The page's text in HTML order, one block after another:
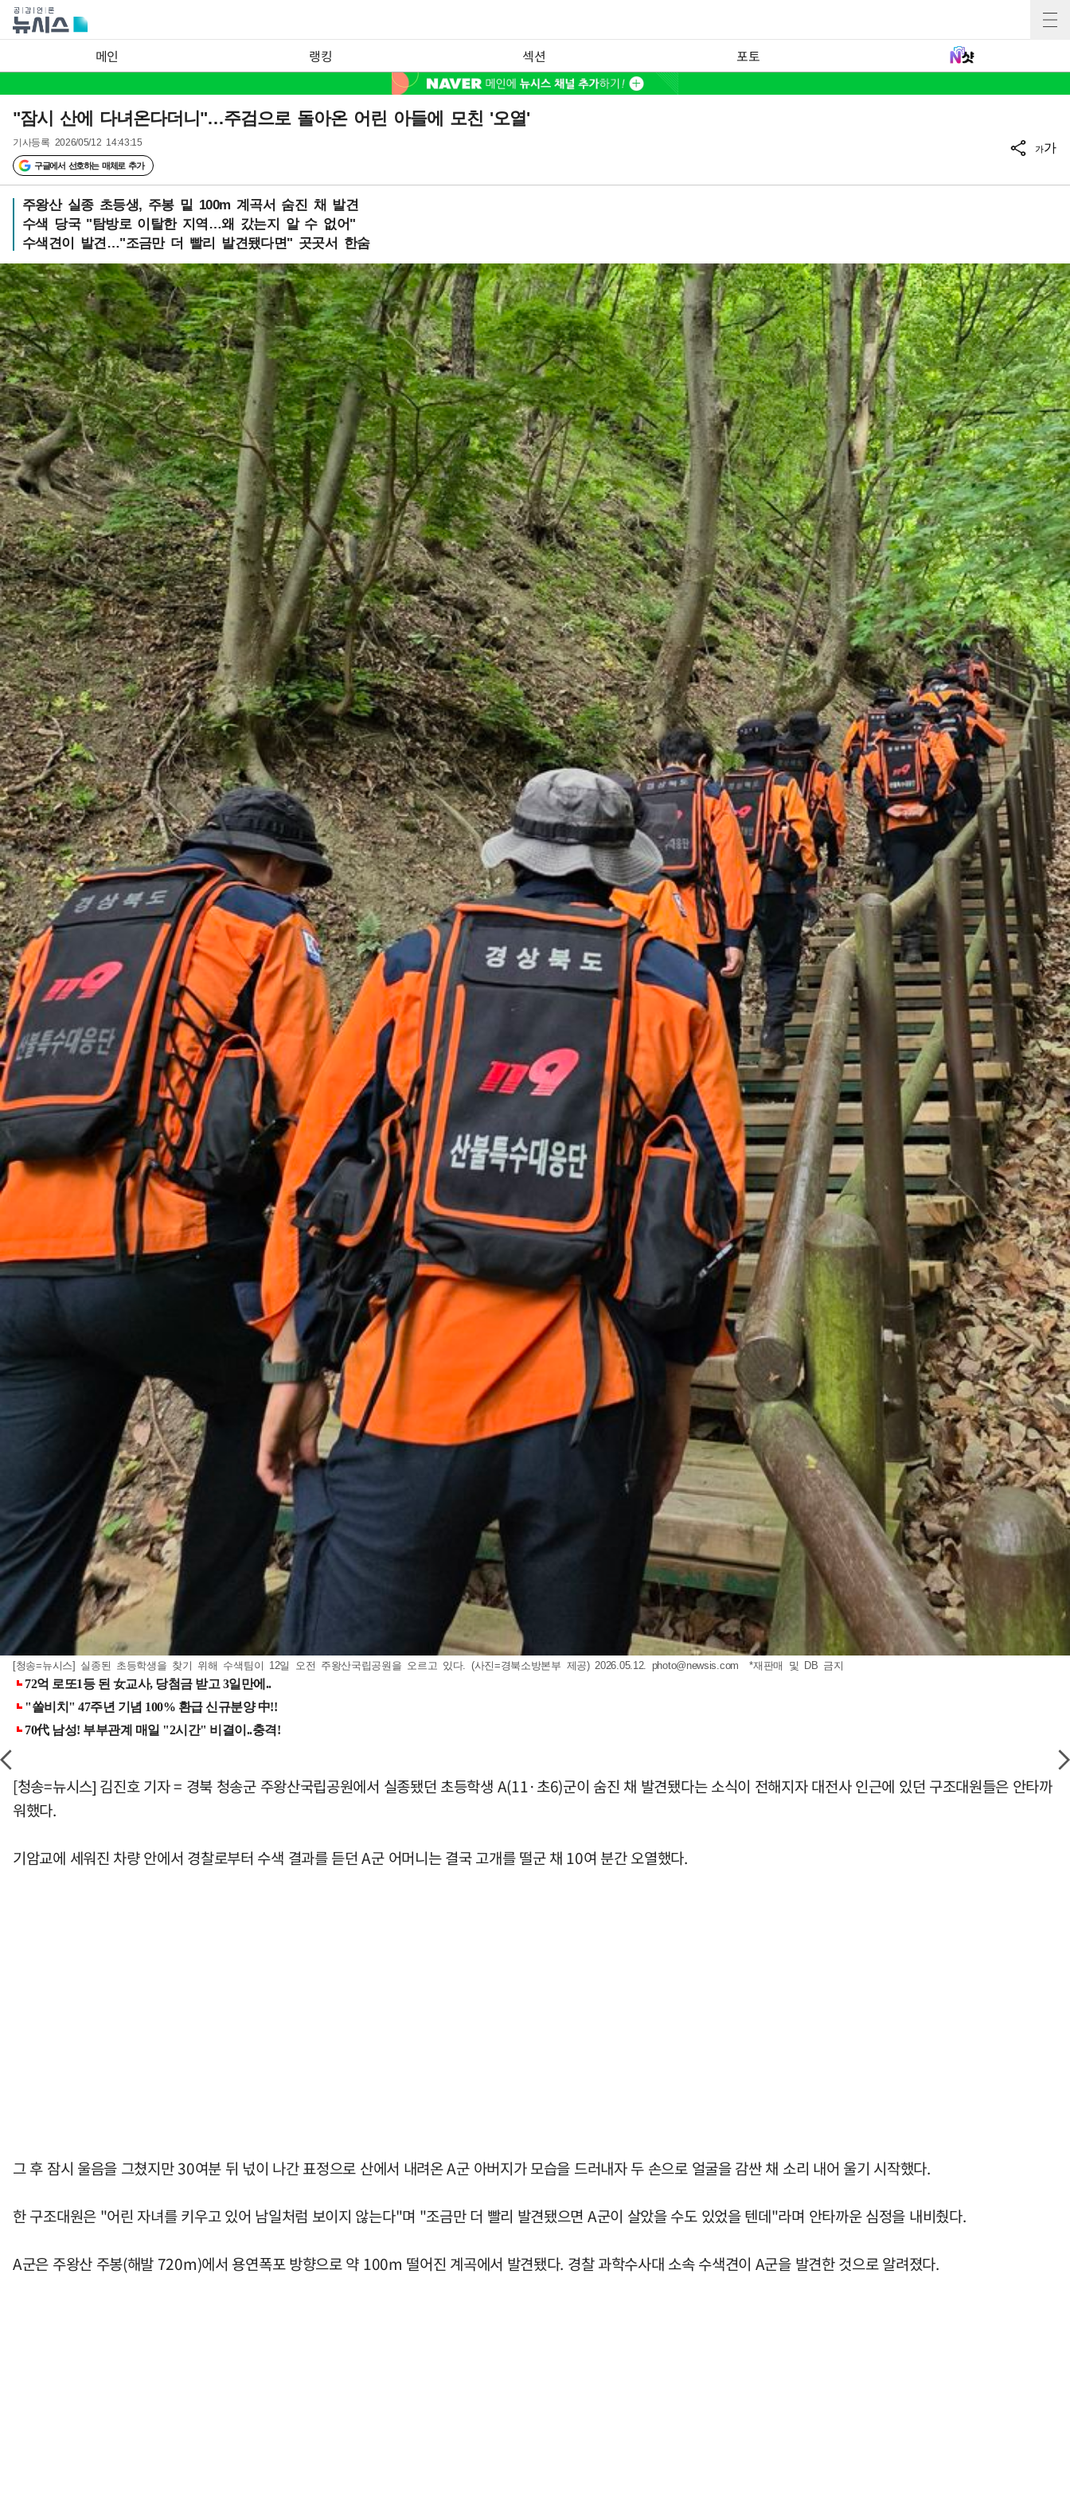
메인 랭킹 섹션 포토
"잠시 산에 다녀온다더니"…주검으로 돌아온 어린 아들에 모친 '오열'
기사등록 2026/05/12 14:43:15
구글에서 선호하는 매체로 추가
가가
주왕산 실종 초등생, 주봉 밑 100m 계곡서 숨진 채 발견
수색 당국 "탐방로 이탈한 지역…왜 갔는지 알 수 없어"
수색견이 발견…"조금만 더 빨리 발견됐다면" 곳곳서 한숨
[청송=뉴시스] 실종된 초등학생을 찾기 위해 수색팀이 12일 오전 주왕산국립공원을 오르고 있다. (사진=경북소방본부 제공) 2026.05.12. photo@newsis.com *재판매 및 DB 금지
[청송=뉴시스] 김진호 기자 = 경북 청송군 주왕산국립공원에서 실종됐던 초등학생 A(11·초6)군이 숨진 채 발견됐다는 소식이 전해지자 대전사 인근에 있던 구조대원들은 안타까
워했다.
기암교에 세워진 차량 안에서 경찰로부터 수색 결과를 듣던 A군 어머니는 결국 고개를 떨군 채 10여 분간 오열했다.
그 후 잠시 울음을 그쳤지만 30여분 뒤 넋이 나간 표정으로 산에서 내려온 A군 아버지가 모습을 드러내자 두 손으로 얼굴을 감싼 채 소리 내어 울기 시작했다.
한 구조대원은 "어린 자녀를 키우고 있어 남일처럼 보이지 않는다"며 "조금만 더 빨리 발견됐으면 A군이 살았을 수도 있었을 텐데"라며 안타까운 심정을 내비췄다.
A군은 주왕산 주봉(해발 720m)에서 용연폭포 방향으로 약 100m 떨어진 계곡에서 발견됐다. 경찰 과학수사대 소속 수색견이 A군을 발견한 것으로 알려졌다.